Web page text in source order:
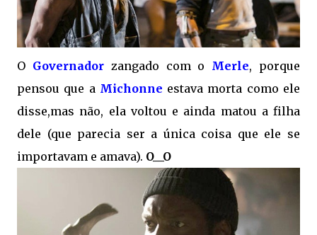
O Governador zangado com o Merle, porque
pensou que a Michonne estava morta como ele
disse,mas não, ela voltou e ainda matou a filha
dele (que parecia ser a única coisa que ele se
importavam e amava). O__O